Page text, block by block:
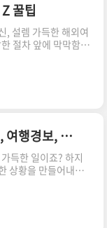
되는 것이 아닙니다!
지될 수 있는지, 하
겠습니다. 놓치는 부
형사 사건 관련: 재
금고형을 선고받고
중에 하지 뭐~"라는
꿀팁
, 설렘 가득한 해외여
절차 앞에 막막함을
하나면 출국 준비
결됩니다. 해외여
, 공항, 보안검색, 수
를 중심으로 완벽 가
시작?!여행의 설렘
않도록 꼼꼼한 체크
까요? 여권, 비자, 항
것들이 한두 가지가
무청
. 건강 정보, 방문 국..
해외여행 안전하게 가는 법 건강정보, 여행경보, 동행 가입까지
득한 일이죠? 하지
상황을 만들어내기
까지, 꼼꼼한 준비만
! 이 글에서는 해외
필수 정보들을 A
리 팁, 여행 경보 확